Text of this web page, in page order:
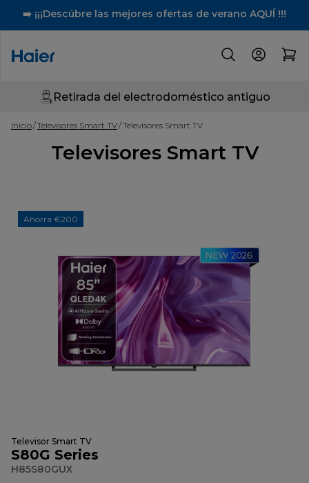
➡️ ¡¡¡Descúbre las mejores ofertas de verano AQUÍ !!!
Retirada del electrodoméstico antiguo
Inicio Televisores Smart TV Televisores Smart TV
Televisores Smart TV
Ahorra €200
Televisor Smart TV
S80G Series
H85S80GUX